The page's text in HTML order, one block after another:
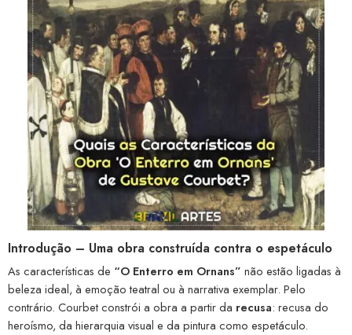
Introdução – Uma obra construída contra o espetáculo
As características de “O Enterro em Ornans” não estão ligadas à
beleza ideal, à emoção teatral ou à narrativa exemplar. Pelo
contrário. Courbet constrói a obra a partir da recusa: recusa do
heroísmo, da hierarquia visual e da pintura como espetáculo.